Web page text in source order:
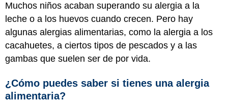
Muchos niños acaban superando su alergia a la
leche o a los huevos cuando crecen. Pero hay
algunas alergias alimentarias, como la alergia a los
cacahuetes, a ciertos tipos de pescados y a las
gambas que suelen ser de por vida.
¿Cómo puedes saber si tienes una alergia
alimentaria?